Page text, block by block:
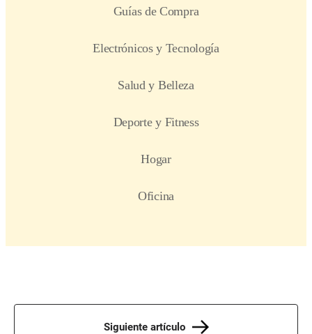
Siguiente artículo